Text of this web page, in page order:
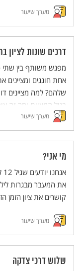
אליהם יסייעו לנו
השונות לציון החגיגה
מערך שיעור
דרכים שונות לציון
מפגש משותף בין שתי
אחת חוגגים ומציינים
שלהם? למה מציינים
בגיל המצוות ומה זה
מצווה בימינו ובעבר?
מערך שיעור
מי אני?
את המעבר מבגרות
קושרים את ציון הזמן
מערך שיעור
שלוש דרכי צדקה